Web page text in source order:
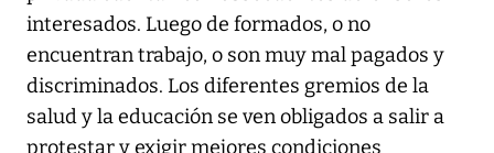
interesados. Luego de formados, o no
encuentran trabajo, o son muy mal pagados y
discriminados. Los diferentes gremios de la
salud y la educación se ven obligados a salir a
protestar y exigir mejores condiciones